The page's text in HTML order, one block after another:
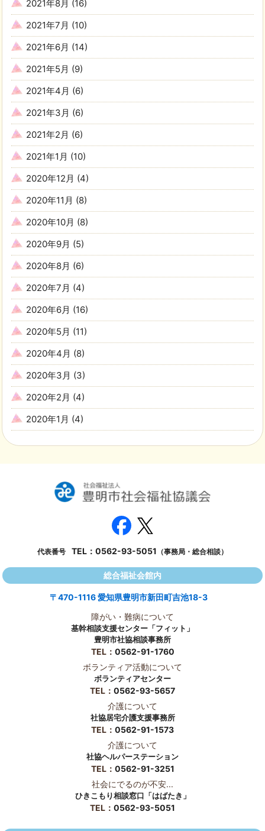
2021年8月 (16)
2021年7月 (10)
2021年6月 (14)
2021年5月 (9)
2021年4月 (6)
2021年3月 (6)
2021年2月 (6)
2021年1月 (10)
2020年12月 (4)
2020年11月 (8)
2020年10月 (8)
2020年9月 (5)
2020年8月 (6)
2020年7月 (4)
2020年6月 (16)
2020年5月 (11)
2020年4月 (8)
2020年3月 (3)
2020年2月 (4)
2020年1月 (4)
代表番号 TEL： 0562-93-5051 （事務局・総合相談）
総合福祉会館内
〒470-1116 愛知県豊明市新田町吉池18-3
障がい・難病について
基幹相談支援センター「フィット」
豊明市社協相談事務所
TEL： 0562-91-1760
ボランティア活動について
ボランティアセンター
TEL： 0562-93-5657
介護について
社協居宅介護支援事務所
TEL： 0562-91-1573
介護について
社協ヘルパーステーション
TEL： 0562-91-3251
社会にでるのが不安...
ひきこもり相談窓口「はばたき」
TEL： 0562-93-5051